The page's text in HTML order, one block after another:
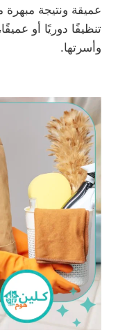
عميقة ونتيجة
تنظيفًا دوريًا أو
وأسرتها.